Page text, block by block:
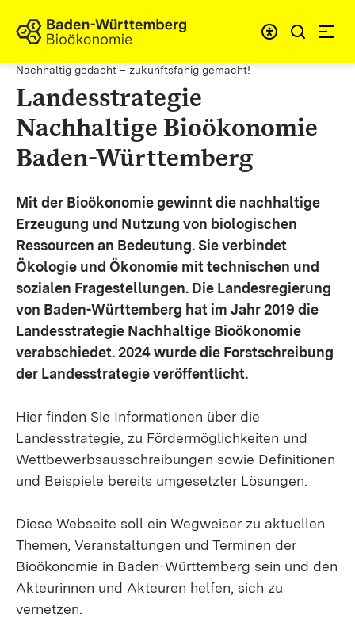
Zum Inhalt springen
Link zur Startseite
Nachhaltig gedacht – zukunftsfähig gemacht!
Landesstrategie
Nachhaltige Bioökonomie
Baden-Württemberg
Mit der Bioökonomie gewinnt die nachhaltige
Erzeugung und Nutzung von biologischen
Ressourcen an Bedeutung. Sie verbindet
Ökologie und Ökonomie mit technischen und
sozialen Fragestellungen. Die Landesregierung
von Baden-Württemberg hat im Jahr 2019 die
Landesstrategie Nachhaltige Bioökonomie
verabschiedet. 2024 wurde die Forstschreibung
der Landesstrategie veröffentlicht.
Hier finden Sie Informationen über die
Landesstrategie, zu Fördermöglichkeiten und
Wettbewerbsausschreibungen sowie Definitionen
und Beispiele bereits umgesetzter Lösungen.
Diese Webseite soll ein Wegweiser zu aktuellen
Themen, Veranstaltungen und Terminen der
Bioökonomie in Baden-Württemberg sein und den
Akteurinnen und Akteuren helfen, sich zu
vernetzen.